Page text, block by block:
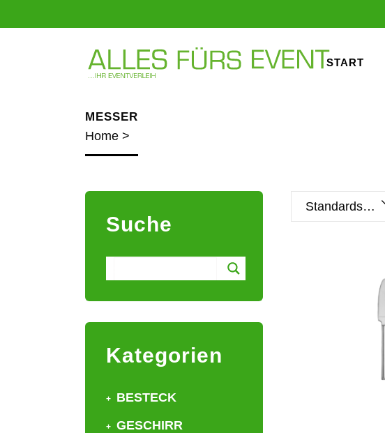
START
MESSER
Home >
Suche
Kategorien
BESTECK
GESCHIRR
Standardsortierung